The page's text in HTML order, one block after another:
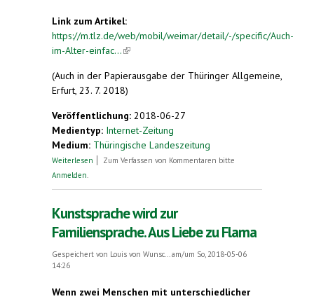
Link zum Artikel:
https://m.tlz.de/web/mobil/weimar/detail/-/specific/Auch-
im-Alter-einfac...(link is external)
(Auch in der Papierausgabe der Thüringer Allgemeine,
Erfurt, 23. 7. 2018)
Veröffentlichung: 2018-06-27
Medientyp: Internet-Zeitung
Medium: Thüringische Landeszeitung
Weiterlesen über Oma Clara gab den Anstoß
Zum Verfassen von Kommentaren bitte
Anmelden
Kunstsprache wird zur
Familiensprache. Aus Liebe zu Flama
Gespeichert von Louis von Wunsc...
am/um So, 2018-05-06
14:26
Wenn zwei Menschen mit unterschiedlicher